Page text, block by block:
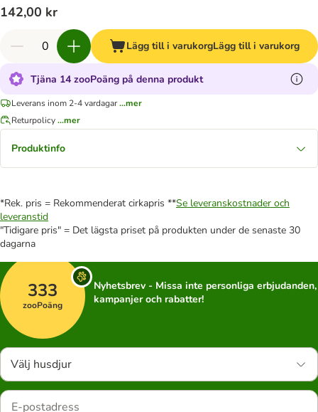
142,00 kr
Lägg till i varukorgLägg till i varukorg
Tjäna 14 zooPoäng på denna produkt
Leverans inom 2-4 vardagar...mer
Returpolicy...mer
Produktinfo
*Rek. pris = Rekommenderat cirkapris **Se leveranskostnader och
leveranstid
"Tidigare pris" = Det lägsta priset på produkten under de senaste 30
dagarna
333
zooPoäng
Nyhetsbrev - Missa inte personliga erbjudanden,
kampanjer och rabatter!
Välj husdjur